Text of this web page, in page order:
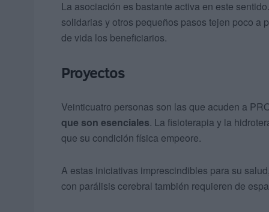
La asociación es bastante activa en este
solidarias y otros pequeños pasos tejen poco a
de vida los beneficiarios.
Proyectos
Veinticuatro personas son las que acuden a
que son esenciales. La fisioterapia y la
que su condición física empeore.
A estas iniciativas imprescindibles para su
con parálisis cerebral también requieren de